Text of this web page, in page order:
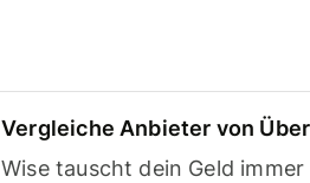
Vergleiche Anbieter von
Wise tauscht dein Geld immer